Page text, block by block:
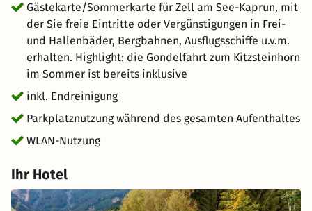
Gästekarte/Sommerkarte für Zell am See-Kaprun, mit
der Sie freie Eintritte oder Vergünstigungen in Frei-
und Hallenbäder, Bergbahnen, Ausflugsschiffe u.v.m.
erhalten. Highlight: die Gondelfahrt zum Kitzsteinhorn
im Sommer ist bereits inklusive
inkl. Endreinigung
Parkplatznutzung während des gesamten Aufenthaltes
WLAN-Nutzung
Ihr Hotel